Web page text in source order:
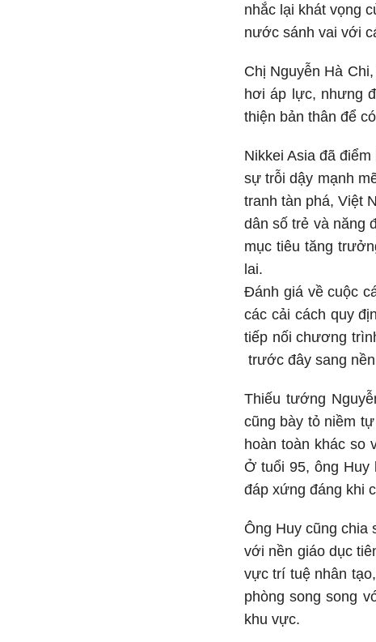
nhắc lại khát vọng
nước sánh vai với
Chị Nguyễn Hà
hơi áp lực, nhưng
thiện bản thân để
Nikkei Asia đã
sự trỗi dậy mạnh
tranh tàn phá, Việt
dân số trẻ và năng
mục tiêu tăng
lai.
Đánh giá về cuộc
các cải cách quy
tiếp nối chương
trước đây sang
Thiếu tướng
cũng bày tỏ niềm
hoàn toàn khác so
Ở tuổi 95, ông Huy
đáp xứng đáng khi
Ông Huy cũng chia
với nền giáo dục
vực trí tuệ nhân
phòng song song
khu vực.